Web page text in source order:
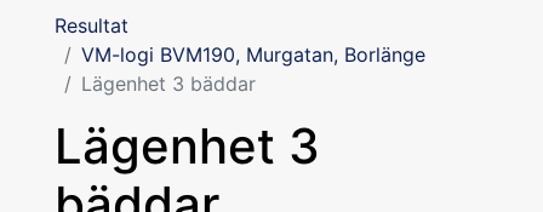
Resultat
VM-logi BVM190, Murgatan, Borlänge
Lägenhet 3 bäddar
Lägenhet 3